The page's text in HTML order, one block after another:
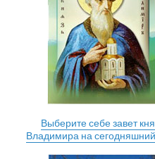
Выберите себе завет
Владимира на